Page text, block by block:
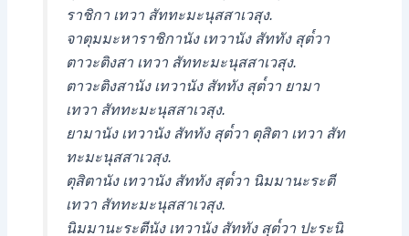
ราชิกา เทวา สัททะมะนุสสาเวสุง.
จาตุมมะหาราชิกานัง เทวานัง สัททัง สุต๎วา
ตาวะติงสา เทวา สัททะมะนุสสาเวสุง.
ตาวะติงสานัง เทวานัง สัททัง สุต๎วา ยามา
เทวา สัททะมะนุสสาเวสุง.
ยามานัง เทวานัง สัททัง สุต๎วา ตุสิตา เทวา สัท
ทะมะนุสสาเวสุง.
ตุสิตานัง เทวานัง สัททัง สุต๎วา นิมมานะระตี
เทวา สัททะมะนุสสาเวสุง.
นิมมานะระตีนัง เทวานัง สัททัง สุต๎วา ปะระนิ